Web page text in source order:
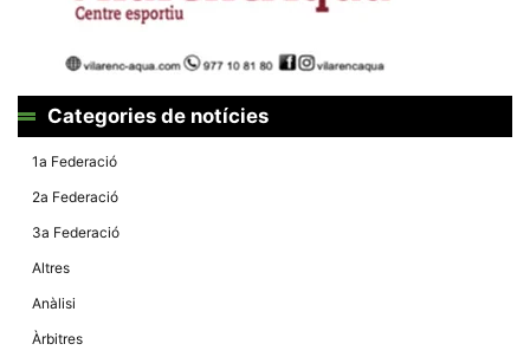
Categories de notícies
1a Federació
2a Federació
3a Federació
Altres
Anàlisi
Àrbitres
En compartir
comportament
navegues pel